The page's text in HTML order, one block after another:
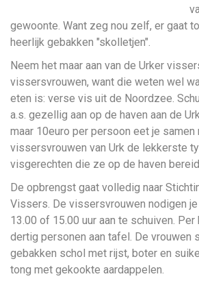
gewoonte. Want zeg nou zelf, er gaat
heerlijk gebakken "skolletjen".
Neem het maar aan van de Urker
vissersvrouwen, want die weten wel
eten is: verse vis uit de Noordzee.
a.s. gezellig aan op de haven aan de
maar 10euro per persoon eet je samen
vissersvrouwen van Urk de lekkerste
visgerechten die ze op de haven
De opbrengst gaat volledig naar
Vissers. De vissersvrouwen nodigen je
13.00 of 15.00 uur aan te schuiven. Per
dertig personen aan tafel. De vrouwen
gebakken schol met rijst, boter en
tong met gekookte aardappelen.